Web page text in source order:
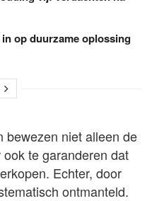
op duurzame oplossing
bewezen niet alleen de
te garanderen dat
Echter, door
ontmanteld.